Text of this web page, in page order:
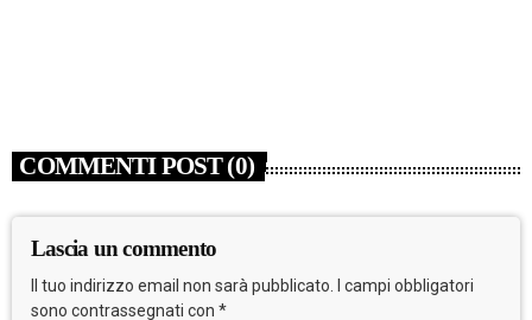
COMMENTI POST (0)
Lascia un commento
Il tuo indirizzo email non sarà pubblicato. I campi obbligatori
sono contrassegnati con *